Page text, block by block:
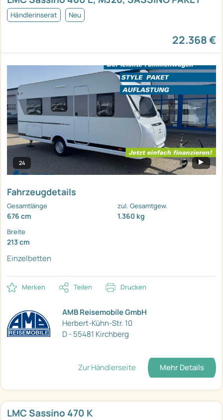
Händlerinserat Neu
22.368 €
24
Fahrzeugdetails
Gesamtlänge
676 cm
zul. Gesamtgew.
1.360 kg
Breite
213 cm
Einzelbetten
Merken Teilen Drucken
AMB Reisemobile GmbH
Herbert-Kühn-Str. 10
D - 55481 Kirchberg
Zur Händlerseite Mehr Details
LMC Sassino 470 K